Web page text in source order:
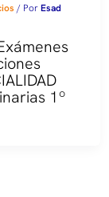
/ PorEsad
1º